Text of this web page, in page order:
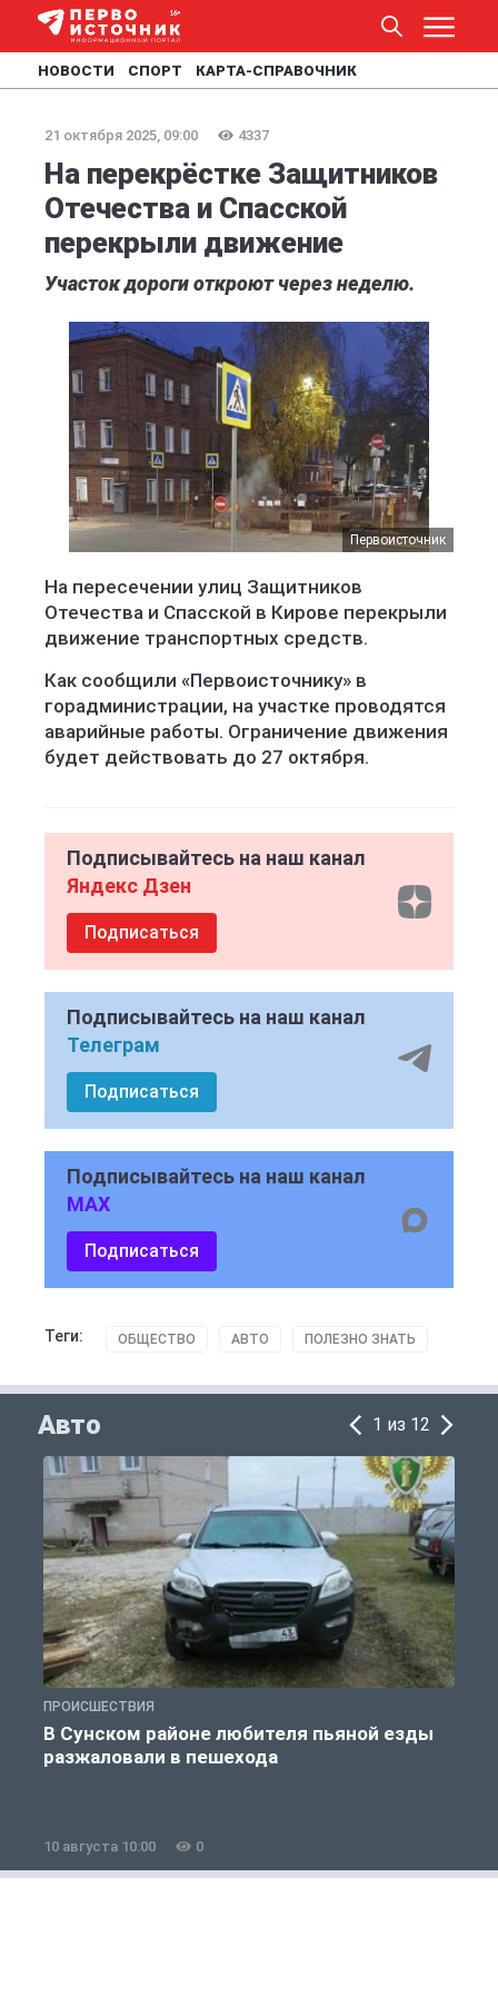
НОВОСТИ СПОРТ КАРТА-СПРАВОЧНИК
21 октября 2025, 09:00 4337
На перекрёстке Защитников
Отечества и Спасской
перекрыли движение
Участок дороги откроют через неделю.
Первоисточник
На пересечении улиц Защитников
Отечества и Спасской в Кирове перекрыли
движение транспортных средств.
Как сообщили «Первоисточнику» в
горадминистрации, на участке проводятся
аварийные работы. Ограничение движения
будет действовать до 27 октября.
Подписывайтесь на наш канал
Яндекс Дзен
Подписаться
Подписывайтесь на наш канал
Телеграм
Подписаться
Подписывайтесь на наш канал
MAX
Подписаться
Теги: ОБЩЕСТВО АВТО ПОЛЕЗНО ЗНАТЬ
Авто 1 из 12
ПРОИСШЕСТВИЯ
В Сунском районе любителя пьяной езды
разжаловали в пешехода
10 августа 10:00 0